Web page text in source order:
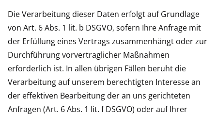
Die Verarbeitung dieser Daten erfolgt auf Grundlage
von Art. 6 Abs. 1 lit. b DSGVO, sofern Ihre Anfrage mit
der Erfüllung eines Vertrags zusammenhängt oder zur
Durchführung vorvertraglicher Maßnahmen
erforderlich ist. In allen übrigen Fällen beruht die
Verarbeitung auf unserem berechtigten Interesse an
der effektiven Bearbeitung der an uns gerichteten
Anfragen (Art. 6 Abs. 1 lit. f DSGVO) oder auf Ihrer